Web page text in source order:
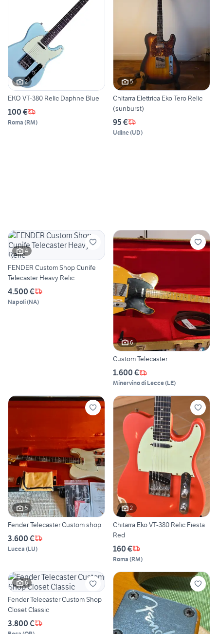
2
EKO VT-380 Relic Daphne Blue
100 €
Roma (RM)
5
Chitarra Elettrica Eko Tero Relic
(sunburst)
95 €
Udine(UD)
4
FENDER Custom Shop Cunife
Telecaster Heavy Relic
4.500 €
Napoli(NA)
6
Custom Telecaster
1.600 €
Minervino di Lecce(LE)
5
Fender Telecaster Custom shop
3.600 €
Lucca (LU)
2
Chitarra Eko VT-380 Relic Fiesta
Red
160 €
Roma (RM)
6
Fender Telecaster Custom Shop
Closet Classic
3.800 €